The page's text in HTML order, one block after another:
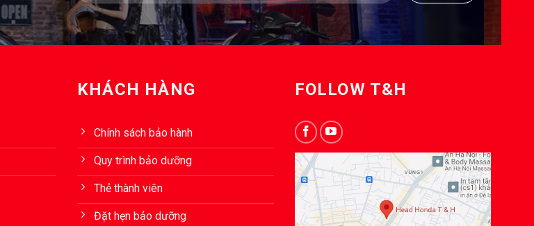
KHÁCH HÀNG
Chính sách bảo hành
Quy trình bảo dưỡng
Thẻ thành viên
Đặt hẹn bảo dưỡng
FOLLOW T&H